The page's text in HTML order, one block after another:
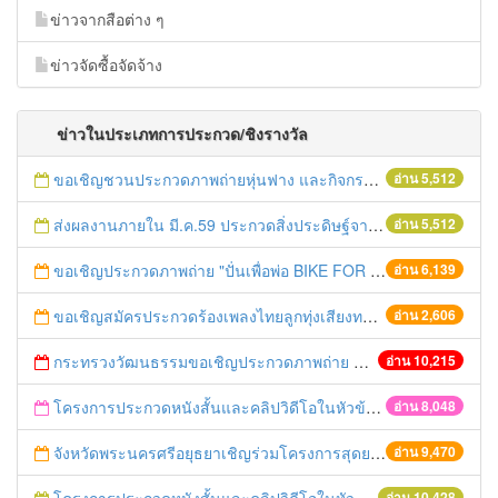
ข่าวจากสือต่าง ๆ
ข่าวจัดซื้อจัดจ้าง
ข่าวในประเภทการประกวด/ชิงรางวัล
อ่าน 5,512
ขอเชิญชวนประกวดภาพถ่ายหุ่นฟาง และกิจกรรมถ่ายรูปกับหุ่นฟางนก ในงานมหกรรมหุ่นฟางนกและงานกาชาดจังหวัดชัยนาท ครั้งที่ 31
อ่าน 5,512
ส่งผลงานภายใน มี.ค.59 ประกวดสิ่งประดิษฐ์จากสิ่งของเหลือใช้ พ.ศ.2559
อ่าน 6,139
ขอเชิญประกวดภาพถ่าย "ปั่นเพื่อพ่อ BIKE FOR DAD"
อ่าน 2,606
ขอเชิญสมัครประกวดร้องเพลงไทยลูกทุ่งเสียงทองในงานยอยศยิ่งฟ้าอยุะยามรดกโลก ประจำปี 2558 วันนี้ถึง 8 ธันวาคม 2558
อ่าน 10,215
กระทรวงวัฒนธรรมขอเชิญประกวดภาพถ่าย Bike for mom ปั่นเพื่อแม่ทั่วแผ่นดิน
อ่าน 8,048
โครงการประกวดหนังสั้นและคลิปวิดีโอในหัวข้อ “คนไทยได้อะไรจากประชาคมอาเซียน”
อ่าน 9,470
จังหวัดพระนครศรีอยุธยาเชิญร่วมโครงการสุดยอดเอสเอ็มอีจังหวัด (SME Provincial Champions)